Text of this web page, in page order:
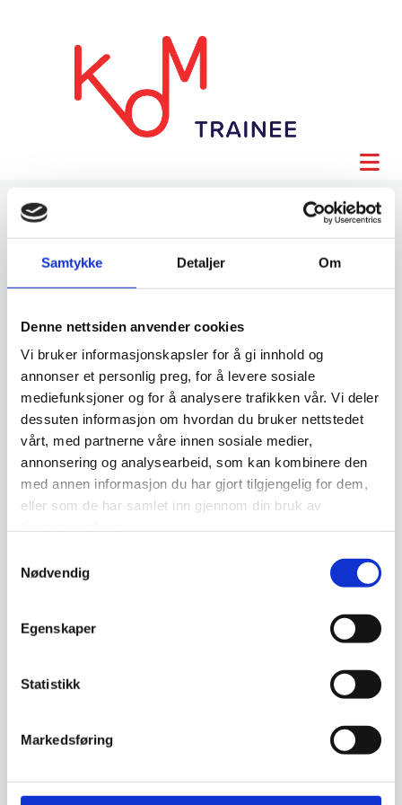
Samtykke Detaljer Om
Denne nettsiden anvender cookies
Vi bruker informasjonskapsler for å gi innhold og
annonser et personlig preg, for å levere sosiale
mediefunksjoner og for å analysere trafikken vår. Vi deler
dessuten informasjon om hvordan du bruker nettstedet
vårt, med partnerne våre innen sosiale medier,
annonsering og analysearbeid, som kan kombinere den
med annen informasjon du har gjort tilgjengelig for dem,
eller som de har samlet inn gjennom din bruk av
Nødvendig
Egenskaper
Statistikk
Markedsføring
sentrumsutviklingsplaner
årene i Kristiansund ble presentert på et åpent møte. Dette gjorde Rikke
sammen med Elin fra kommunalteknikk.
Første utkast av planer for den videre sentrumsutviklingen de neste fire